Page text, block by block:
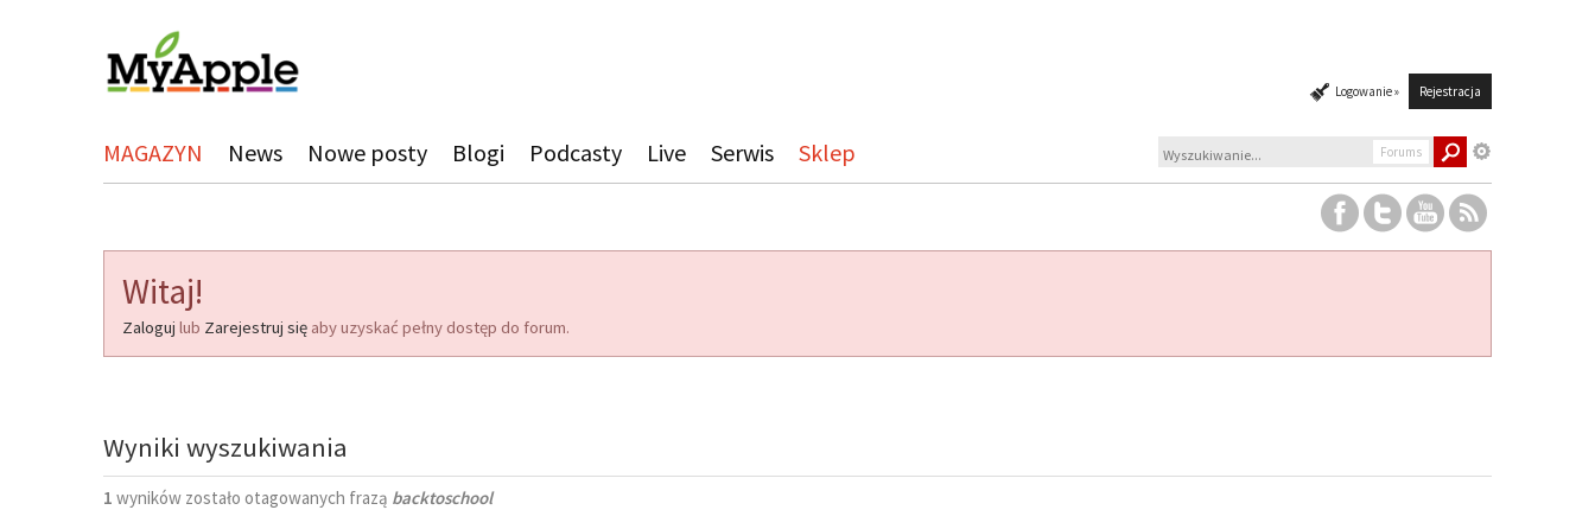
Logowanie » Rejestracja
MAGAZYN News Nowe posty Blogi Podcasty Live Serwis Sklep Forums
Witaj!
Zaloguj lub Zarejestruj się aby uzyskać pełny dostęp do forum.
Wyniki wyszukiwania
1 wyników zostało otagowanych frazą backtoschool